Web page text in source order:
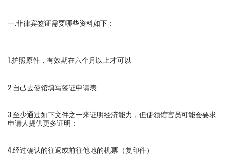
一.菲律宾签证需要哪些资料如下：
1.护照原件，有效期在六个月以上才可以
2.自己去使馆填写签证申请表
3.至少通过如下文件之一来证明经济能力，但使领馆官员可能会要求
申请人提供更多证明：
4.经过确认的往返或前往他地的机票（复印件）